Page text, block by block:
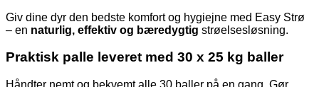
Giv dine dyr den bedste komfort og hygiejne med Easy Strø
– en naturlig, effektiv og bæredygtig strøelsesløsning.
Praktisk palle leveret med 30 x 25 kg baller
Håndter nemt og bekvemt alle 30 baller på en gang. Gør